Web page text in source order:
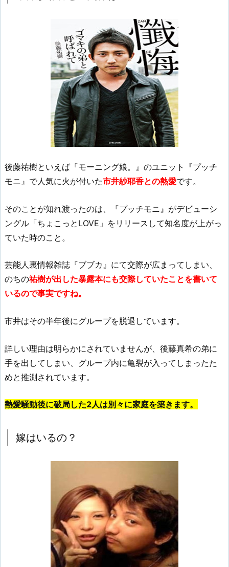
後藤祐樹といえば『モーニング娘。』のユニット『プッチ
モニ』で人気に火が付いた市井紗耶香との熱愛です。
そのことが知れ渡ったのは、『プッチモニ』がデビューシ
ングル「ちょこっとLOVE」をリリースして知名度が上がっ
ていた時のこと。
芸能人裏情報雑誌『ブブカ』にて交際が広まってしまい、
のちの祐樹が出した暴露本にも交際していたことを書いて
いるので事実ですね。
市井はその半年後にグループを脱退しています。
詳しい理由は明らかにされていませんが、後藤真希の弟に
手を出してしまい、グループ内に亀裂が入ってしまったた
めと推測されています。
熱愛騒動後に破局した2人は別々に家庭を築きます。
嫁はいるの？